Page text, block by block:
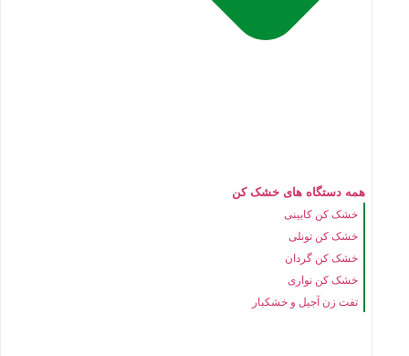
همه دستگاه های خشک کن
خشک کن کابینی
خشک کن تونلی
خشک کن گردان
خشک کن نواری
تفت زن آجیل و خشکبار